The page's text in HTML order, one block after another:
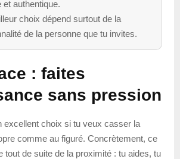
et authentique.
choix dépend surtout de la
de la personne que tu invites.
: faites
sans pression
excellent choix si tu veux casser la
comme au figuré. Concrètement, ce
tout de suite de la proximité : tu aides, tu